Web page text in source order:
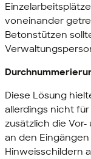
voneinander
Betonstützen
Diese Lösung
allerdings nicht
zusätzlich die
an den
Hinweisschildern